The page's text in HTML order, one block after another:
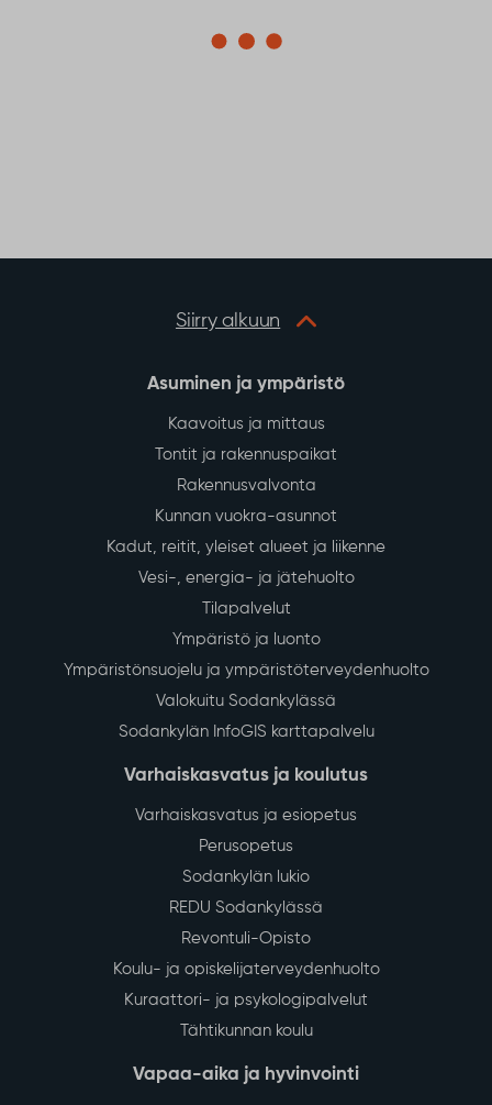
Siirry alkuun
Asuminen ja ympäristö
Kaavoitus ja mittaus
Tontit ja rakennuspaikat
Rakennusvalvonta
Kunnan vuokra-asunnot
Kadut, reitit, yleiset alueet ja liikenne
Vesi-, energia- ja jätehuolto
Tilapalvelut
Ympäristö ja luonto
Ympäristönsuojelu ja ympäristöterveydenhuolto
Valokuitu Sodankylässä
Sodankylän InfoGIS karttapalvelu
Varhaiskasvatus ja koulutus
Varhaiskasvatus ja esiopetus
Perusopetus
Sodankylän lukio
REDU Sodankylässä
Revontuli-Opisto
Koulu- ja opiskelijaterveydenhuolto
Kuraattori- ja psykologipalvelut
Tähtikunnan koulu
Vapaa-aika ja hyvinvointi